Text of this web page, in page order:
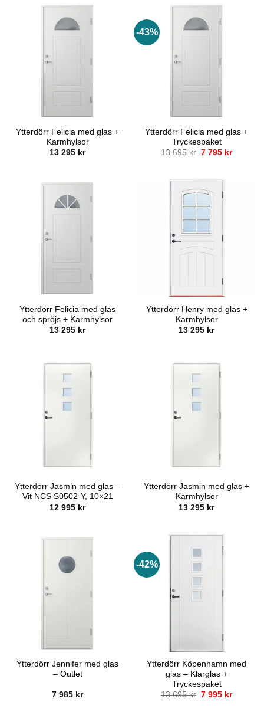
12
Ytterdörr Felicia med glas +
Karmhylsor
13 295 kr
-43%
Ytterdörr Felicia med glas +
Tryckespaket
13 695kr Det
13
695 kr.
7 795 krDet
Ytterdörr Felicia med glas
och spröjs + Karmhylsor
13 295 kr
Ytterdörr Henry med glas +
Karmhylsor
13 295 kr
Ytterdörr Jasmin med glas –
Vit NCS S0502-Y, 10×21
12 995 kr
Ytterdörr Jasmin med glas +
Karmhylsor
13 295 kr
Ytterdörr Jennifer med glas
– Outlet
7 985 kr
-42%
Ytterdörr Köpenhamn med
glas – Klarglas +
Tryckespaket
13 695kr Det
7 995 krDet